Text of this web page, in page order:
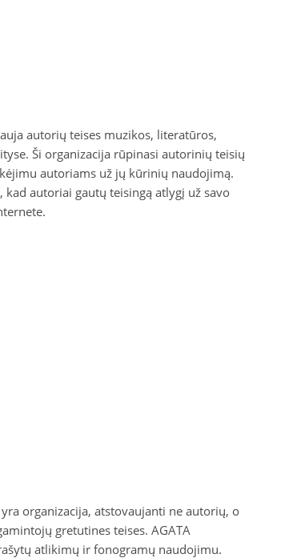
autorių teises muzikos, literatūros,
Ši organizacija rūpinasi autorinių teisių
autoriams už jų kūrinių naudojimą.
autoriai gautų teisingą atlygį už savo
organizacija, atstovaujanti ne autorių, o
gretutines teises. AGATA
atlikimų ir fonogramų naudojimu.